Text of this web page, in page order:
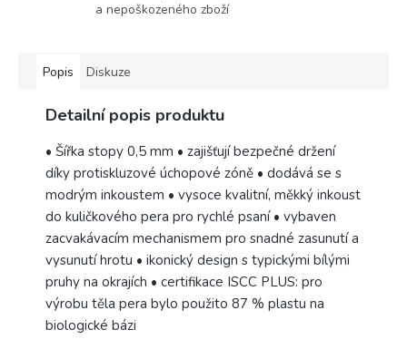
a nepoškozeného zboží
Popis Diskuze
Detailní popis produktu
• Šířka stopy 0,5 mm • zajišťují bezpečné držení
díky protiskluzové úchopové zóně • dodává se s
modrým inkoustem • vysoce kvalitní, měkký inkoust
do kuličkového pera pro rychlé psaní • vybaven
zacvakávacím mechanismem pro snadné zasunutí a
vysunutí hrotu • ikonický design s typickými bílými
pruhy na okrajích • certifikace ISCC PLUS: pro
výrobu těla pera bylo použito 87 % plastu na
biologické bázi